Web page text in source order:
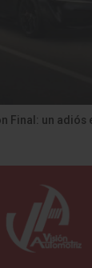
Final: un adiós